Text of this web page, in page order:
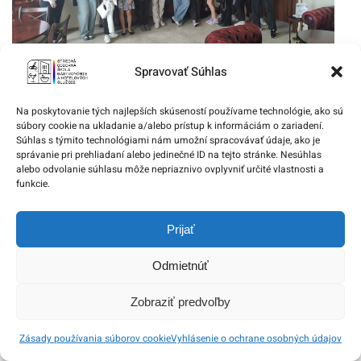
Spravovať Súhlas
Na poskytovanie tých najlepších skúseností používame technológie, ako sú
súbory cookie na ukladanie a/alebo prístup k informáciám o zariadení.
Súhlas s týmito technológiami nám umožní spracovávať údaje, ako je
správanie pri prehliadaní alebo jedinečné ID na tejto stránke. Nesúhlas
alebo odvolanie súhlasu môže nepriaznivo ovplyvniť určité vlastnosti a
funkcie.
Prijať
Odmietnúť
Zobraziť predvoľby
Zásady používania súborov cookieVyhlásenie o ochrane osobných údajov
Odborná exkurzia v hoteli Devín
28. apríla 2023